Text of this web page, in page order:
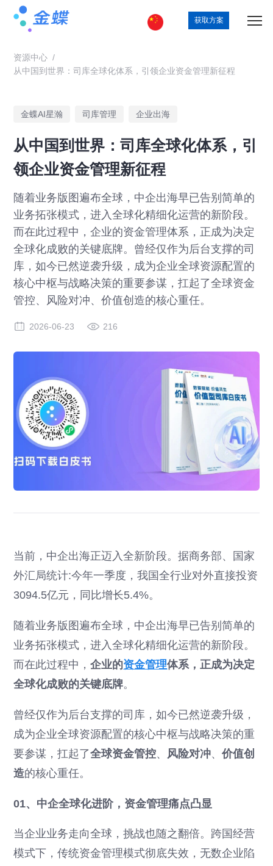
获取方案
资源中心 /
从中国到世界：司库全球化体系，引领企业资金管理新征程
金蝶AI星瀚 司库管理 企业出海
从中国到世界：司库全球化体系，引
领企业资金管理新征程
随着业务版图遍布全球，中企出海早已告别简单的
业务拓张模式，进入全球化精细化运营的新阶段。
而在此过程中，企业的资金管理体系，正成为决定
全球化成败的关键底牌。曾经仅作为后台支撑的司
库，如今已然逆袭升级，成为企业全球资源配置的
核心中枢与战略决策的重要参谋，扛起了全球资金
管控、风险对冲、价值创造的核心重任。
2026-06-23 216
当前，中企出海正迈入全新阶段。据商务部、国家
外汇局统计:今年一季度，我国全行业对外直接投资
3094.5亿元，同比增长5.4%。
随着业务版图遍布全球，中企出海早已告别简单的
业务拓张模式，进入全球化精细化运营的新阶段。
而在此过程中，企业的资金管理体系，正成为决定
全球化成败的关键底牌。
曾经仅作为后台支撑的司库，如今已然逆袭升级，
成为企业全球资源配置的核心中枢与战略决策的重
要参谋，扛起了全球资金管控、 风险对冲、价值创
造的核心重任。
01、中企全球化进阶，资金管理痛点凸显
当企业业务走向全球，挑战也随之翻倍。跨国经营
模式下，传统资金管理模式彻底失效，无数企业陷